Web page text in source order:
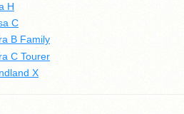
H
C
B Family
C Tourer
X